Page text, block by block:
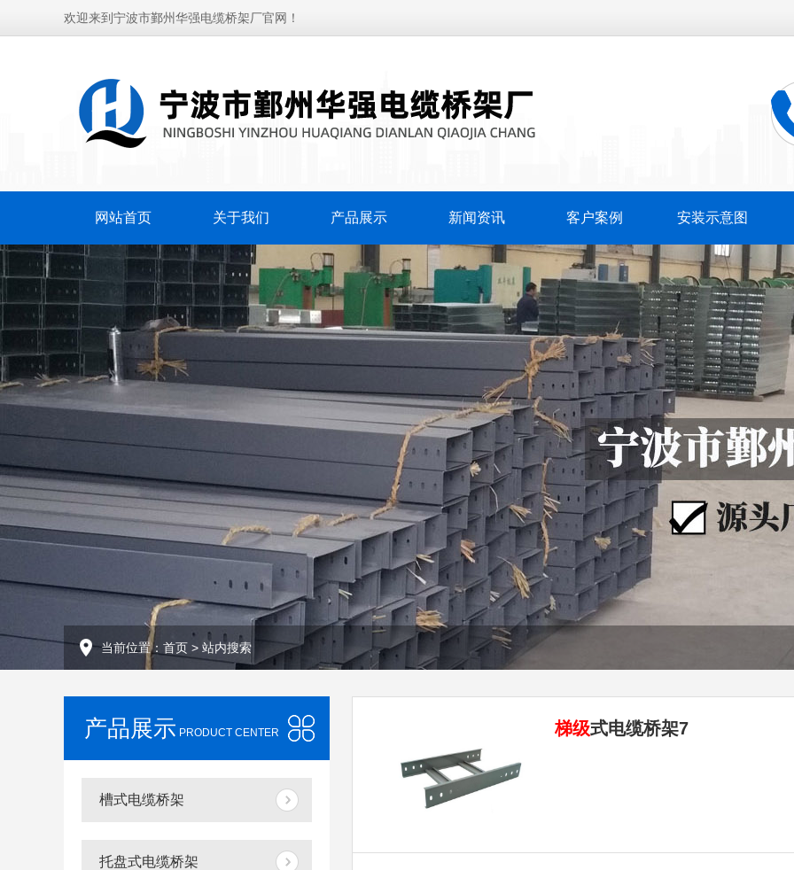
欢迎来到宁波市鄞州华强电缆桥架厂官网！
网站首页 关于我们 产品展示 新闻资讯 客户案例 安装示意图
当前位置： 首页 > 站内搜索
产品展示 PRODUCT CENTER
槽式电缆桥架
托盘式电缆桥架
梯级式电缆桥架7